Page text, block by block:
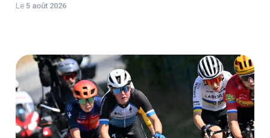
Le5 août 2026